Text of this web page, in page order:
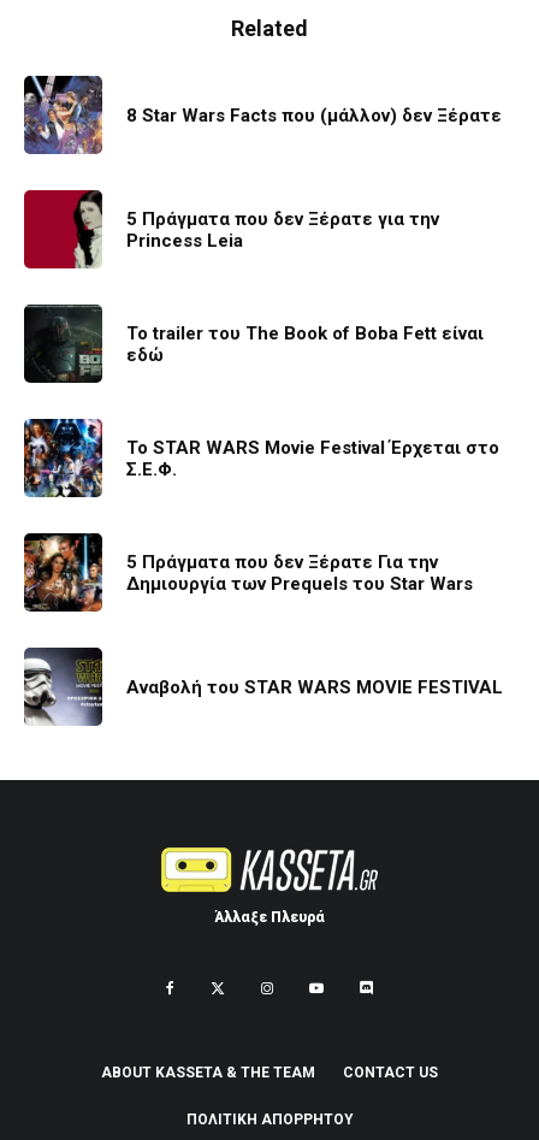
Related
8 Star Wars Facts που (μάλλον) δεν Ξέρατε
5 Πράγματα που δεν Ξέρατε για την
Princess Leia
Το trailer του The Book of Boba Fett είναι
εδώ
Το STAR WARS Movie Festival Έρχεται στο
Σ.Ε.Φ.
5 Πράγματα που δεν Ξέρατε Για την
Δημιουργία των Prequels του Star Wars
Αναβολή του STAR WARS MOVIE FESTIVAL
Άλλαξε Πλευρά
ABOUT KASSETA & THE TEAM CONTACT US
ΠΟΛΙΤΙΚΉ ΑΠΟΡΡΉΤΟΥ